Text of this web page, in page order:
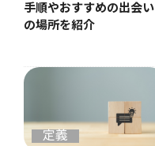
手順やおすすめの出会い
の場所を紹介
定義